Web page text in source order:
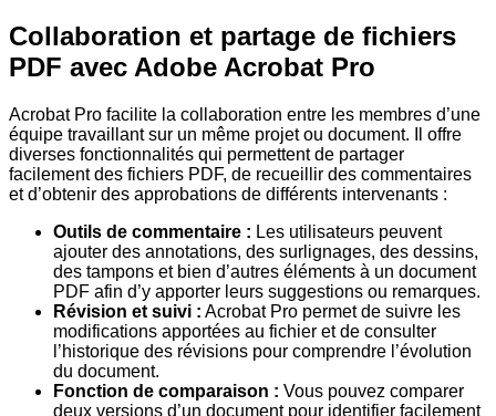
Collaboration et partage de fichiers
PDF avec Adobe Acrobat Pro
Acrobat Pro facilite la collaboration entre les membres d’une
équipe travaillant sur un même projet ou document. Il offre
diverses fonctionnalités qui permettent de partager
facilement des fichiers PDF, de recueillir des commentaires
et d’obtenir des approbations de différents intervenants :
Outils de commentaire : Les utilisateurs peuvent
ajouter des annotations, des surlignages, des dessins,
des tampons et bien d’autres éléments à un document
PDF afin d’y apporter leurs suggestions ou remarques.
Révision et suivi : Acrobat Pro permet de suivre les
modifications apportées au fichier et de consulter
l’historique des révisions pour comprendre l’évolution
du document.
Fonction de comparaison : Vous pouvez comparer
deux versions d’un document pour identifier facilement